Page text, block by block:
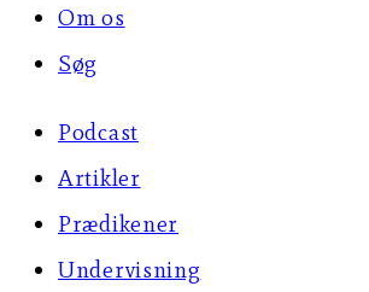
Om os
Søg
Podcast
Artikler
Prædikener
Undervisning